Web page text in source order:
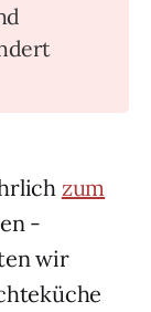
zum
-
wir